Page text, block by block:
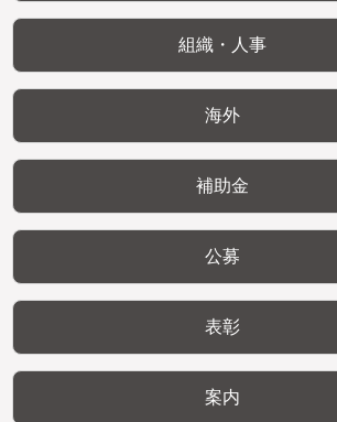
組織・人事
海外
補助金
公募
表彰
案内